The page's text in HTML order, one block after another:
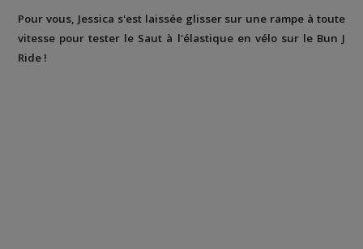
Pour vous, Jessica s'est laissée glisser sur une rampe à toute
vitesse pour tester le Saut à l'élastique en vélo sur le Bun J
Ride !